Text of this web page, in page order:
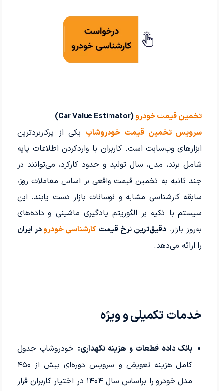
تخمین قیمت خودرو(Car Value Estimator)
سرویس تخمین قیمت خودروشاپ یکی از پرکاربردترین
ابزارهای وب‌سایت است. کاربران با واردکردن اطلاعات پایه
شامل برند، مدل، سال تولید و حدود کارکرد، می‌توانند در
چند ثانیه به تخمین قیمت واقعی بر اساس معاملات روز،
سابقه کارشناسی مشابه و نوسانات بازار دست یابند. این
سیستم با تکیه بر الگوریتم یادگیری ماشینی و داده‌های
به‌روز بازار، دقیق‌ترین نرخ قیمتکارشناسی خودرودر ایران
را ارائه می‌دهد.
خدمات تکمیلی و ویژه
بانک داده قطعات و هزینه نگهداری: خودروشاپ جدول
کامل هزینه تعویض و سرویس دوره‌ای بیش از ۴۵۰
مدل خودرو را براساس سال ۱۴۰۴ در اختیار کاربران قرار